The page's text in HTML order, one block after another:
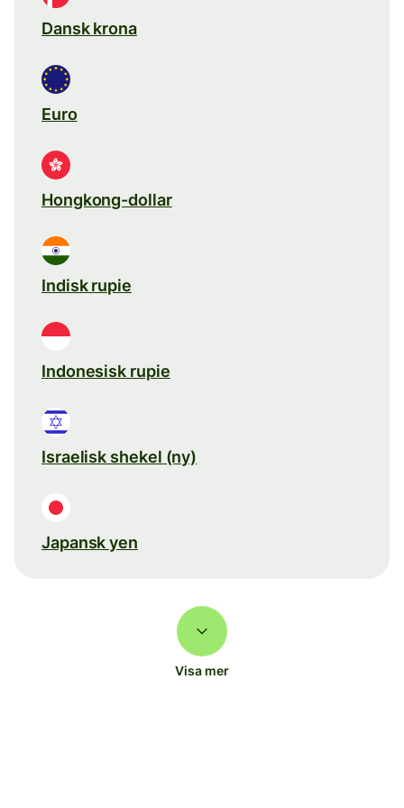
Dansk krona
Euro
Hongkong-dollar
Indisk rupie
Indonesisk rupie
Israelisk shekel (ny)
Japansk yen
Visa mer